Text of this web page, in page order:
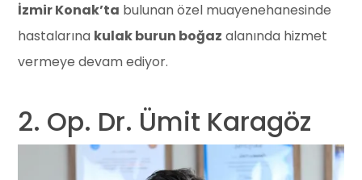
İzmir Konak’ta bulunan özel muayenehanesinde
hastalarına kulak burun boğaz alanında hizmet
vermeye devam ediyor.
2. Op. Dr. Ümit Karagöz